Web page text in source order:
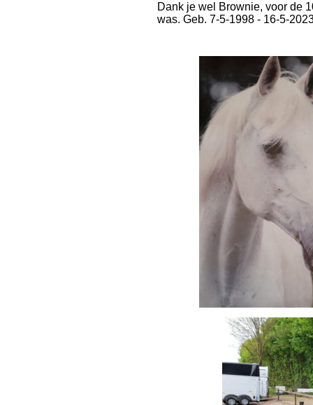
Dank je wel Brownie, voor de
was. Geb. 7-5-1998 - 16-5-